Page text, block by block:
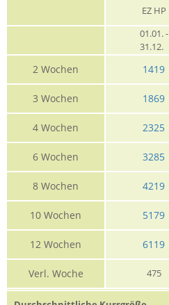
EZ HP
01.01. -
31.12.
2 Wochen 1419
3 Wochen 1869
4 Wochen 2325
6 Wochen 3285
8 Wochen 4219
10 Wochen 5179
12 Wochen 6119
Verl. Woche 475